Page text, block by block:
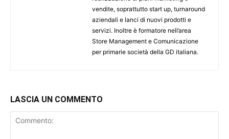
vendite, soprattutto start up, turnaround
aziendali e lanci di nuovi prodotti e
servizi. Inoltre è formatore nell’area
Store Management e Comunicazione
per primarie società della GD italiana.
LASCIA UN COMMENTO